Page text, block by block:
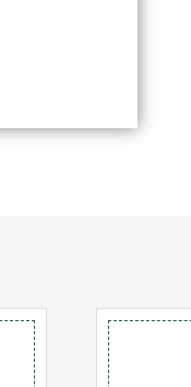
כמות
של
ציקס